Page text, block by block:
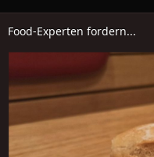
Food-Experten fordern...